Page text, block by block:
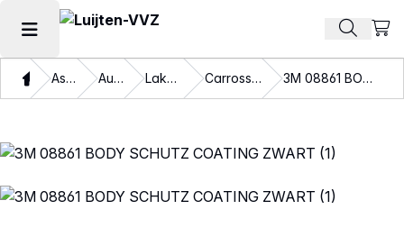
Hoofdmenu openen Zoek
ThuisAssortiment Autolakken Lakbeschermers Carrosserie bescherming 3M 08861 BODY SCHUTZ COATING ZWART